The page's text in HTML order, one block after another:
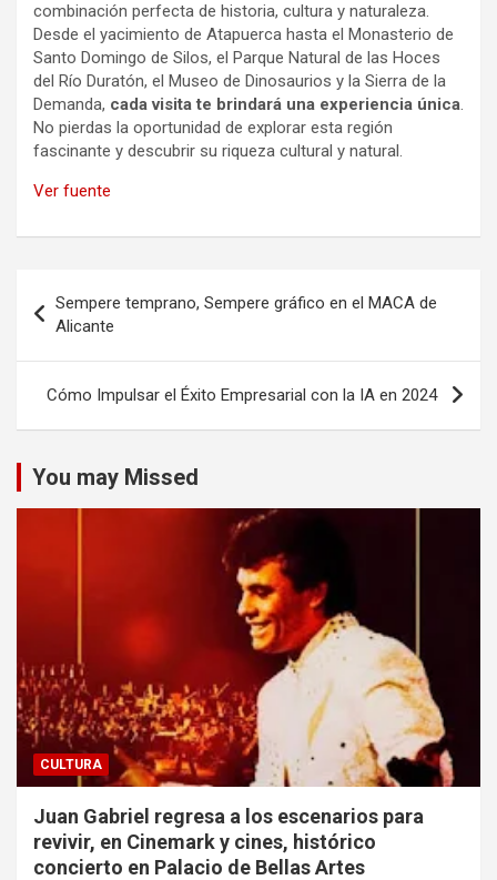
combinación perfecta de historia, cultura y naturaleza.
Desde el yacimiento de Atapuerca hasta el Monasterio de
Santo Domingo de Silos, el Parque Natural de las Hoces
del Río Duratón, el Museo de Dinosaurios y la Sierra de la
Demanda, cada visita te brindará una experiencia única.
No pierdas la oportunidad de explorar esta región
fascinante y descubrir su riqueza cultural y natural.
Ver fuente
de
entradas
Sempere temprano, Sempere gráfico en el MACA de
Alicante
Cómo Impulsar el Éxito Empresarial con la IA en 2024
You may Missed
CULTURA
Juan Gabriel regresa a los escenarios para
revivir, en Cinemark y cines, histórico
concierto en Palacio de Bellas Artes